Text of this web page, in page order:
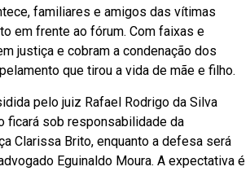
familiares e amigos das vítimas
em frente ao fórum. Com faixas e
justiça e cobram a condenação dos
que tirou a vida de mãe e filho.
pelo juiz Rafael Rodrigo da Silva
ficará sob responsabilidade da
Clarissa Brito, enquanto a defesa será
Eguinaldo Moura. A expectativa é